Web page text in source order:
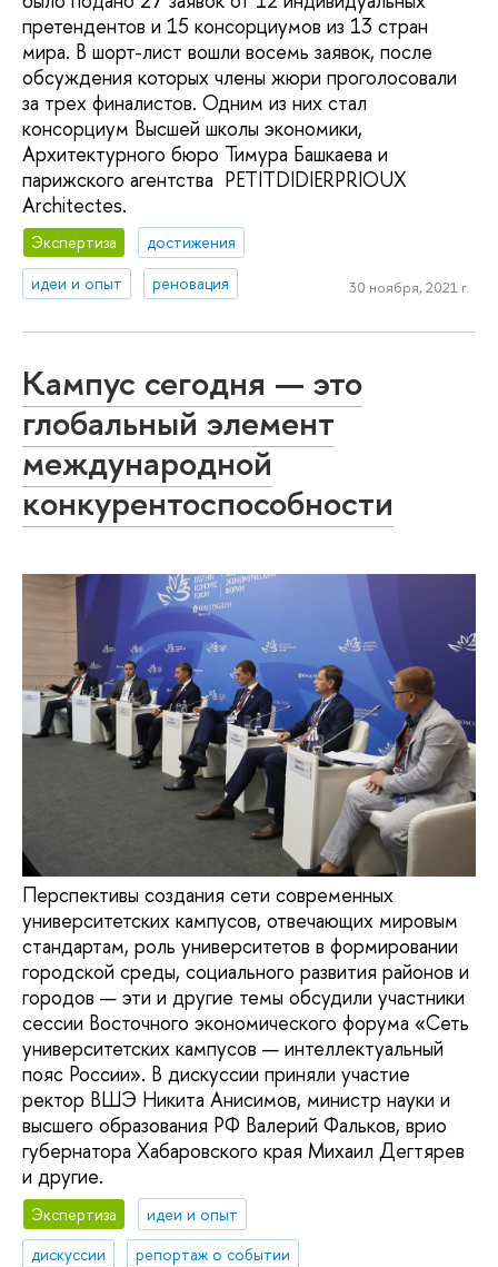
претендентов и 15 консорциумов из 13 стран
мира. В шорт-лист вошли восемь заявок, после
обсуждения которых члены жюри проголосовали
за трех финалистов. Одним из них стал
консорциум Высшей школы экономики,
Архитектурного бюро Тимура Башкаева и
парижского агентства PETITDIDIERPRIOUX
Architectes.
Экспертиза
достижения
идеи и опыт
реновация 30 ноября, 2021 г.
Кампус сегодня — это
глобальный элемент
международной
конкурентоспособности
Перспективы создания сети современных
университетских кампусов, отвечающих мировым
стандартам, роль университетов в формировании
городской среды, социального развития районов и
городов — эти и другие темы обсудили участники
сессии Восточного экономического форума «Сеть
университетских кампусов — интеллектуальный
пояс России». В дискуссии приняли участие
ректор ВШЭ Никита Анисимов, министр науки и
высшего образования РФ Валерий Фальков, врио
губернатора Хабаровского края Михаил Дегтярев
и другие.
Экспертиза
идеи и опыт
дискуссии
репортаж о событии